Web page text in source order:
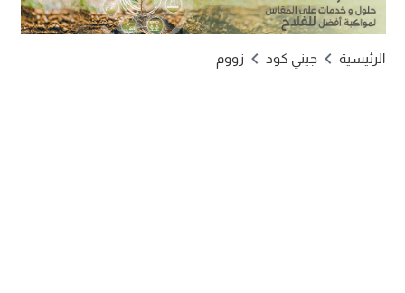
الرئيسية جيني كود زووم